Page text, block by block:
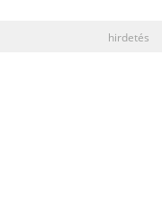
hirdetés